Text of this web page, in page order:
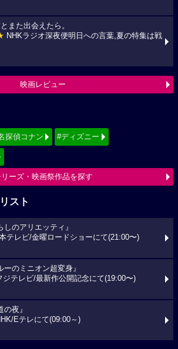
また出会えたら。
NHKラジオ深夜便明日への言葉,夏の特集は戦
映画レビュー
探偵コナン #ディズニー
リーズ・映画祭作品を探す
スト
しのアリエッティ』
テレビ/金曜ロードショーにて(21:00〜)
ーのミニオン超変身』
ジテレビ/最新作公開記念にて(19:00〜)
の夜』
Eテレにて(09:00～)